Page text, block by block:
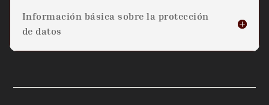
Información básica sobre la protección
de datos